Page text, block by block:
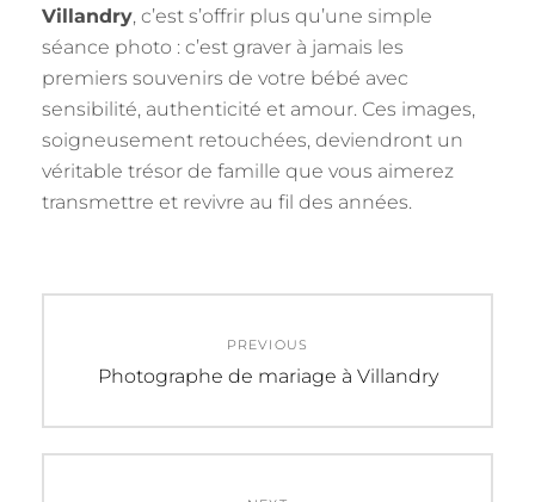
Villandry, c’est s’offrir plus qu’une simple
séance photo : c’est graver à jamais les
premiers souvenirs de votre bébé avec
sensibilité, authenticité et amour. Ces images,
soigneusement retouchées, deviendront un
véritable trésor de famille que vous aimerez
transmettre et revivre au fil des années.
l’article
PREVIOUS
Previous
Photographe de mariage à Villandry